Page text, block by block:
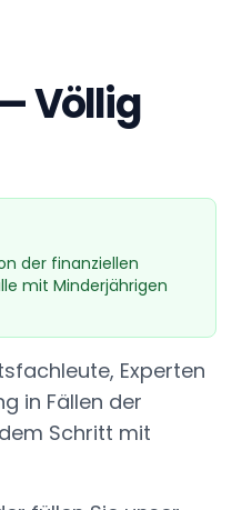
Völlig
der finanziellen
mit Minderjährigen
Experten
in Fällen der
Schritt mit